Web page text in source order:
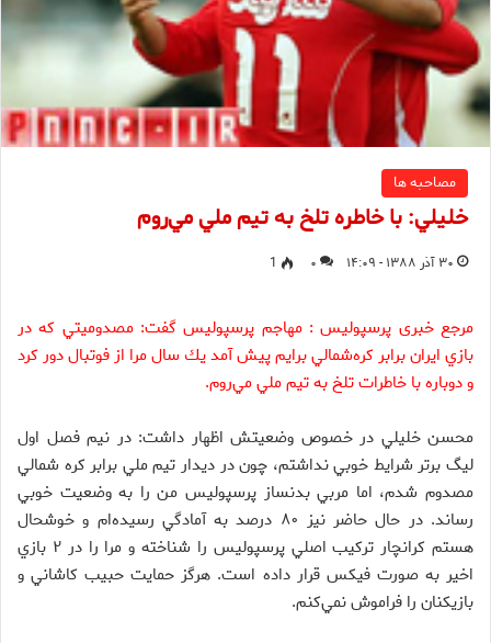
مصاحبه ها
خليلي: با خاطره تلخ به تيم ملي مي‌روم
۳۰ آذر ۱۳۸۸ - ۱۴:۰۹ ۰ 1
مرجع خبری پرسپولیس : مهاجم پرسپوليس گفت: مصدوميتي كه در
بازي ايران برابر كره‌شمالي برايم پيش آمد يك سال مرا از فوتبال دور كرد
و دوباره با خاطرات تلخ به تيم ملي مي‌روم.
محسن خليلي در خصوص وضعيتش اظهار داشت: در نيم فصل اول
ليگ برتر شرايط خوبي نداشتم، چون در ديدار تيم ملي برابر كره شمالي
مصدوم شدم، اما مربي بدنساز پرسپوليس من را به وضعيت خوبي
رساند. در حال حاضر نيز ۸۰ درصد به آمادگي رسيده‌ام و خوشحال
هستم كرانچار تركيب اصلي پرسپوليس را شناخته و مرا را در ۲ بازي
اخير به صورت فيكس قرار داده است. هرگز حمايت حبيب كاشاني و
بازيكنان را فراموش نمي‌كنم.